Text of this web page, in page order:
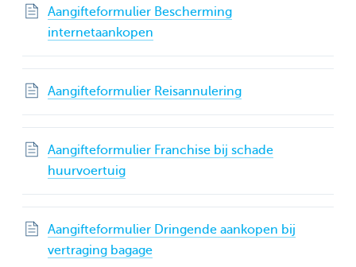
Aangifteformulier Bescherming
internetaankopen
Aangifteformulier Reisannulering
Aangifteformulier Franchise bij schade
huurvoertuig
Aangifteformulier Dringende aankopen bij
vertraging bagage